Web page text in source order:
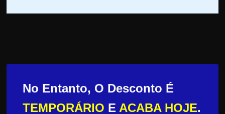
No Entanto, O Desconto É
TEMPORÁRIO E ACABA HOJE.